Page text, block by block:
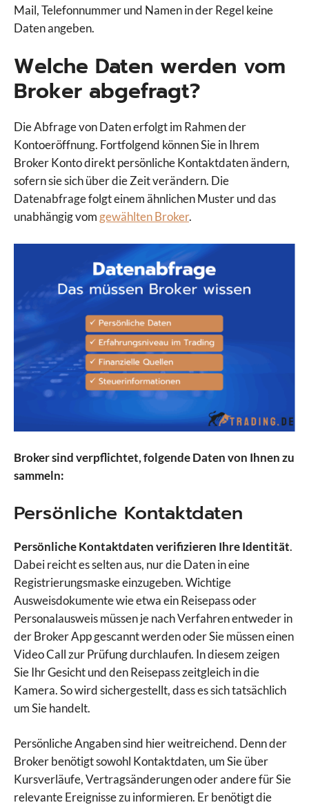
Mail, Telefonnummer und Namen in der Regel keine
Daten angeben.
Welche Daten werden vom
Broker abgefragt?
Die Abfrage von Daten erfolgt im Rahmen der
Kontoeröffnung. Fortfolgend können Sie in Ihrem
Broker Konto direkt persönliche Kontaktdaten ändern,
sofern sie sich über die Zeit verändern. Die
Datenabfrage folgt einem ähnlichen Muster und das
unabhängig vom gewählten Broker.
Broker sind verpflichtet, folgende Daten von Ihnen zu
sammeln:
Persönliche Kontaktdaten
Persönliche Kontaktdaten verifizieren Ihre Identität.
Dabei reicht es selten aus, nur die Daten in eine
Registrierungsmaske einzugeben. Wichtige
Ausweisdokumente wie etwa ein Reisepass oder
Personalausweis müssen je nach Verfahren entweder in
der Broker App gescannt werden oder Sie müssen einen
Video Call zur Prüfung durchlaufen. In diesem zeigen
Sie Ihr Gesicht und den Reisepass zeitgleich in die
Kamera. So wird sichergestellt, dass es sich tatsächlich
um Sie handelt.
Persönliche Angaben sind hier weitreichend. Denn der
Broker benötigt sowohl Kontaktdaten, um Sie über
Kursverläufe, Vertragsänderungen oder andere für Sie
relevante Ereignisse zu informieren. Er benötigt die